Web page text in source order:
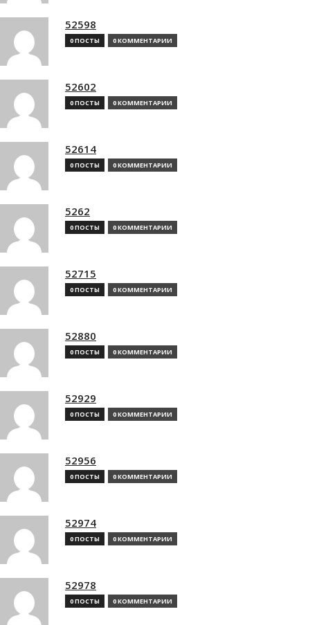
52598
0 ПОСТЫ 0 КОММЕНТАРИИ
52602
0 ПОСТЫ 0 КОММЕНТАРИИ
52614
0 ПОСТЫ 0 КОММЕНТАРИИ
5262
0 ПОСТЫ 0 КОММЕНТАРИИ
52715
0 ПОСТЫ 0 КОММЕНТАРИИ
52880
0 ПОСТЫ 0 КОММЕНТАРИИ
52929
0 ПОСТЫ 0 КОММЕНТАРИИ
52956
0 ПОСТЫ 0 КОММЕНТАРИИ
52974
0 ПОСТЫ 0 КОММЕНТАРИИ
52978
0 ПОСТЫ 0 КОММЕНТАРИИ